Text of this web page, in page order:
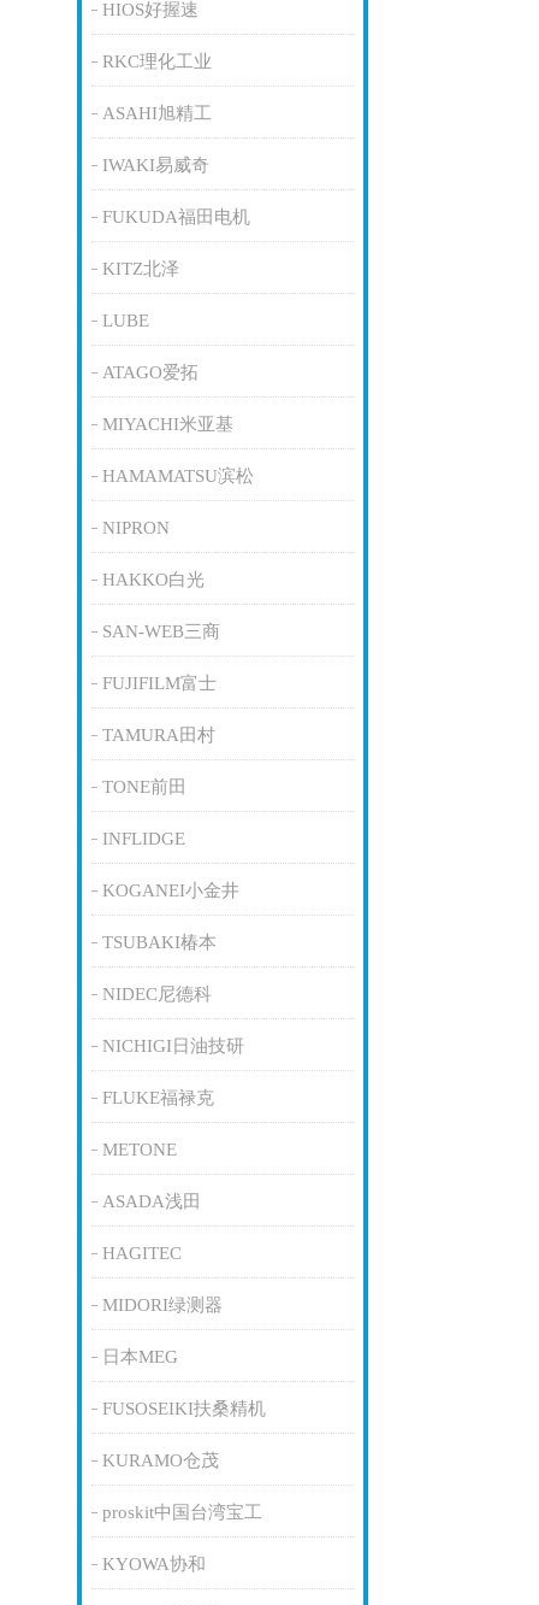
HIOS好握速
RKC理化工业
ASAHI旭精工
IWAKI易威奇
FUKUDA福田电机
KITZ北泽
LUBE
ATAGO爱拓
MIYACHI米亚基
HAMAMATSU滨松
NIPRON
HAKKO白光
SAN-WEB三商
FUJIFILM富士
TAMURA田村
TONE前田
INFLIDGE
KOGANEI小金井
TSUBAKI椿本
NIDEC尼德科
NICHIGI日油技研
FLUKE福禄克
METONE
ASADA浅田
HAGITEC
MIDORI绿测器
日本MEG
FUSOSEIKI扶桑精机
KURAMO仓茂
proskit中国台湾宝工
KYOWA协和